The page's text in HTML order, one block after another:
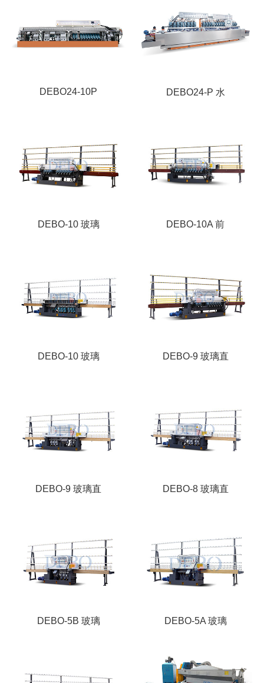
DEBO24-10P DEBO24-P 水
DEBO-10 玻璃 DEBO-10A 前
DEBO-10 玻璃 DEBO-9 玻璃直
DEBO-9 玻璃直 DEBO-8 玻璃直
DEBO-5B 玻璃 DEBO-5A 玻璃